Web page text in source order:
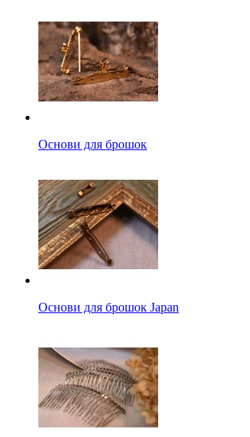
Основи для брошок
Основи для брошок Japan